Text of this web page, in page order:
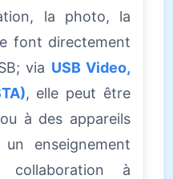
la photo, la
font directement
via USB Video,
, elle peut être
à des appareils
enseignement
à